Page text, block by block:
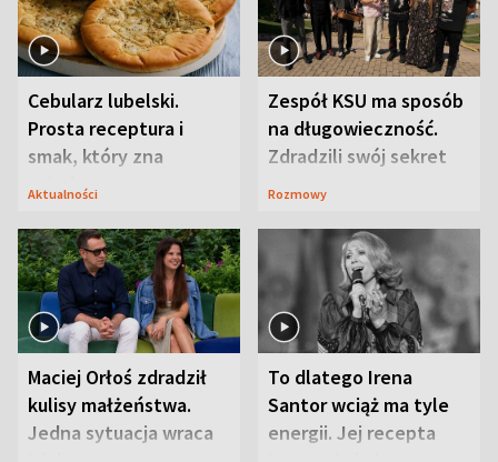
Cebularz lubelski.
Prosta receptura i
smak, który zna
Lubelszczyzna
Aktualności
Zespół KSU ma sposób
na długowieczność.
Zdradzili swój sekret
Rozmowy
Maciej Orłoś zdradził
kulisy małżeństwa.
Jedna sytuacja wraca
To dlatego Irena
Santor wciąż ma tyle
energii. Jej recepta